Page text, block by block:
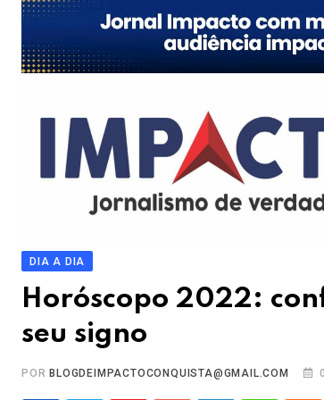
DIA A DIA
Horóscopo 2022:
seu signo
POR BLOGDEIMPACTOCONQUISTA@GMAIL.COM